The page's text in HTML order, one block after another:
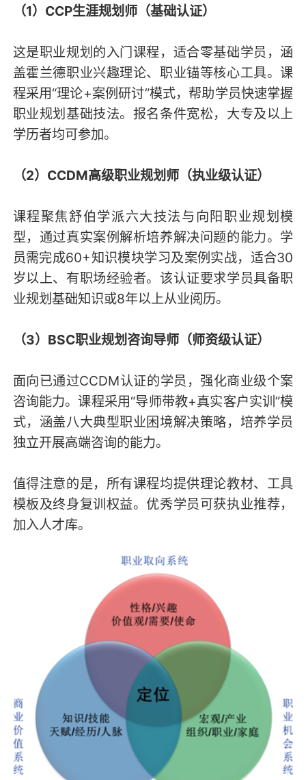
（1）CCP生涯规划师（基础认证）
这是职业规划的入门课程，适合零基础学员，涵
盖霍兰德职业兴趣理论、职业锚等核心工具。课
程采用“理论+案例研讨”模式，帮助学员快速掌握
职业规划基础技法。报名条件宽松，大专及以上
学历者均可参加。
（2）CCDM高级职业规划师（执业级认证）
课程聚焦舒伯学派六大技法与向阳职业规划模
型，通过真实案例解析培养解决问题的能力。学
员需完成60+知识模块学习及案例实战，适合30
岁以上、有职场经验者。该认证要求学员具备职
业规划基础知识或8年以上从业阅历。
（3）BSC职业规划咨询导师（师资级认证）
面向已通过CCDM认证的学员，强化商业级个案
咨询能力。课程采用“导师带教+真实客户实训”模
式，涵盖八大典型职业困境解决策略，培养学员
独立开展高端咨询的能力。
值得注意的是，所有课程均提供理论教材、工具
模板及终身复训权益。优秀学员可获执业推荐，
加入人才库。